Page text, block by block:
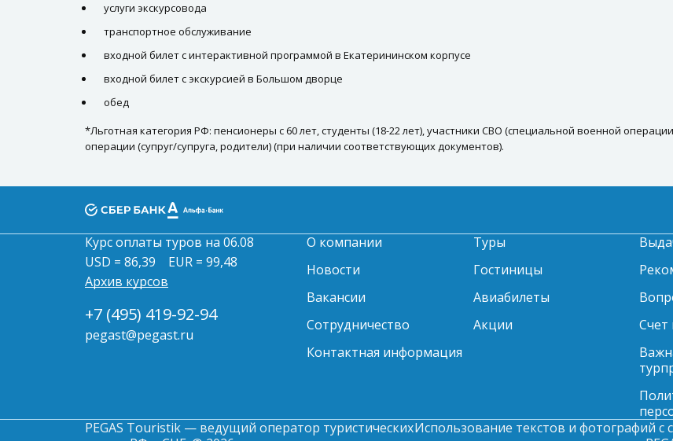
услуги экскурсовода
транспортное обслуживание
входной билет с интерактивной программой в Екатерининском корпусе
входной билет с экскурсией в Большом дворце
обед
*Льготная категория РФ: пенсионеры с 60 лет, студенты (18-22 лет), участники СВО (специальной военной
операции (супруг/супруга, родители) (при наличии соответствующих документов).
Курс оплаты туров на 06.08
USD = 86,39
EUR = 99,48
Архив курсов
+7 (495) 419-92-94
pegast@pegast.ru
О компании
Новости
Вакансии
Сотрудничество
Контактная информация
Туры
Гостиницы
Авиабилеты
Акции
Счет
PEGAS Touristik — ведущий оператор туристическихИспользование текстов и фотографий с